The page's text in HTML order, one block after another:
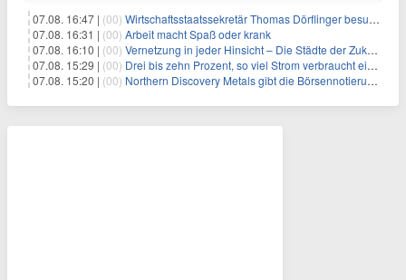
07.08. 16:47 | (00) Wirtschaftsstaatssekretär Thomas Dörflinger besucht Handwerksbetrieb im Kammerbezirk Freiburg
07.08. 16:31 | (00) Arbeit macht Spaß oder krank
07.08. 16:10 | (00) Vernetzung in jeder Hinsicht – Die Städte der Zukunft sind grün-blau
07.08. 15:29 | (00) Drei bis zehn Prozent, so viel Strom verbraucht ein Aufzug im Gebäude
07.08. 15:20 | (00) Northern Discovery Metals gibt die Börsennotierung an der Frankfurter Wertpapierbörse bekannt